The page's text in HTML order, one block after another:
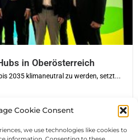
Cookie Consent
we use technologies like cookies to
in Oberösterreich
2035 klimaneutral zu werden, setzt...